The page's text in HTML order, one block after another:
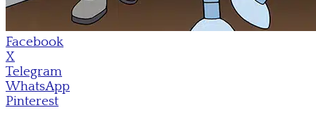
Facebook
X
Telegram
WhatsApp
Pinterest